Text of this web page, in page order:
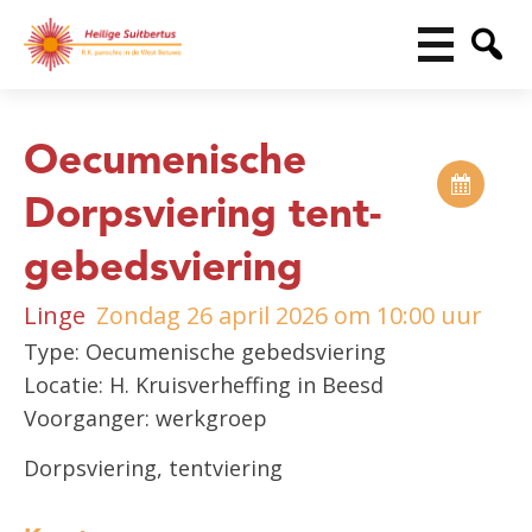
Oecumenische
Dorpsviering tent-
gebedsviering
Linge Zondag 26 april 2026 om 10:00 uur
Type: Oecumenische gebedsviering
Locatie: H. Kruisverheffing in Beesd
Voorganger: werkgroep
Dorpsviering, tentviering